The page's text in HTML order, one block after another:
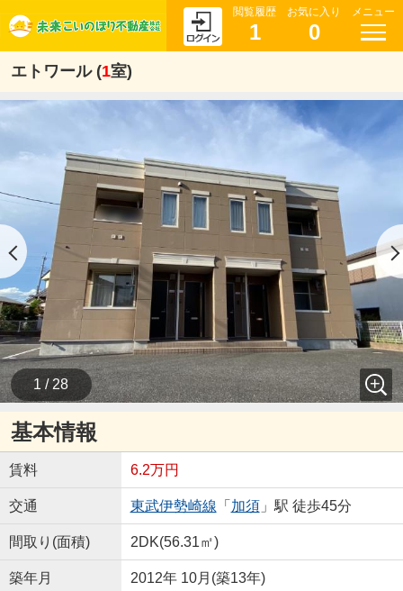
閲覧履歴
1
お気に入り
0
メニュー
エトワール (1室)
1 / 28
基本情報
賃料 6.2万円
交通 東武伊勢崎線 「 加須」駅 徒歩45分
間取り(面積) 2DK(56.31㎡)
築年月 2012年 10月(築13年)